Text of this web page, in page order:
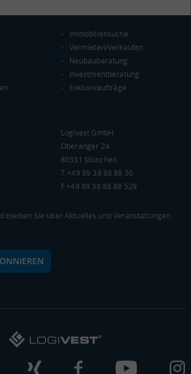
Stadt)
Stadt)
PRO KOPF
Bundesland
(STAND: 2018)
STADT)
STADT)
Immobiliensuche
Vermieten/Verkaufen
Neubauberatung
Investmentberatung
Exklusivaufträge
Logivest GmbH
Oberanger 24
80331 München
T +49 89 38 88 88 50
F +49 89 38 88 88 529
bleiben Sie über Aktuelles und Veranstaltungen